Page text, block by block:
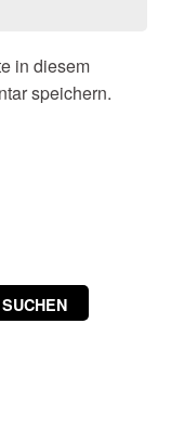
in diesem
speichern.
SUCHEN